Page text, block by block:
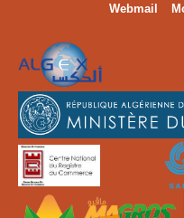
Webmail